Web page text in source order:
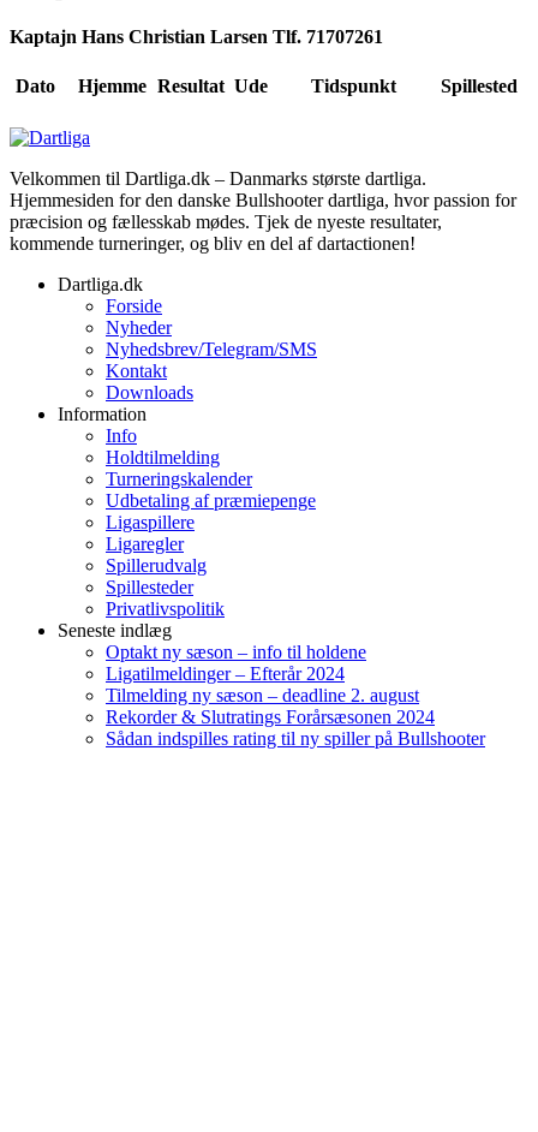
Kaptajn Hans Christian Larsen Tlf. 71707261
Dato Hjemme Resultat Ude Tidspunkt Spillested
Velkommen til Dartliga.dk – Danmarks største dartliga.
Hjemmesiden for den danske Bullshooter dartliga, hvor passion for
præcision og fællesskab mødes. Tjek de nyeste resultater,
kommende turneringer, og bliv en del af dartactionen!
Dartliga.dk
Forside
Nyheder
Nyhedsbrev/Telegram/SMS
Kontakt
Downloads
Information
Info
Holdtilmelding
Turneringskalender
Udbetaling af præmiepenge
Ligaspillere
Ligaregler
Spillerudvalg
Spillesteder
Privatlivspolitik
Seneste indlæg
Optakt ny sæson – info til holdene
Ligatilmeldinger – Efterår 2024
Tilmelding ny sæson – deadline 2. august
Rekorder & Slutratings Forårsæsonen 2024
Sådan indspilles rating til ny spiller på Bullshooter